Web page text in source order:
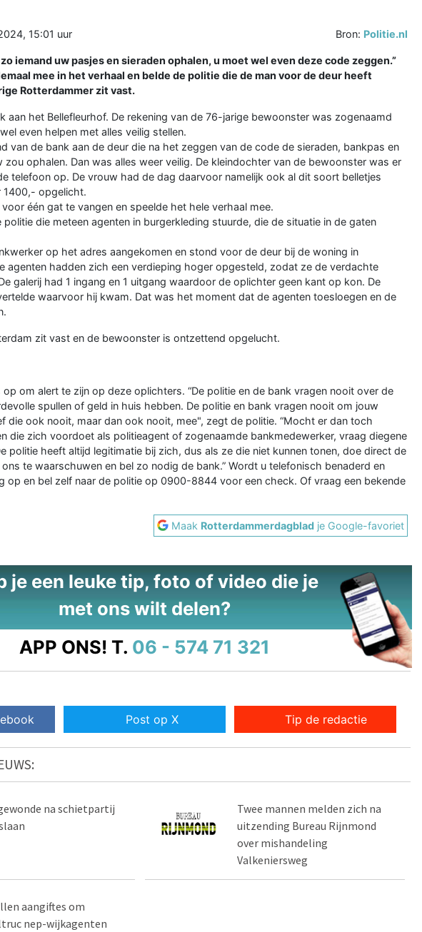
15:01 uur Bron: Politie.nl
zo iemand uw pasjes en sieraden ophalen, u moet wel even deze code zeggen.”
mee in het verhaal en belde de politie die de man voor de deur heeft
Rotterdammer zit vast.
aan het Bellefleurhof. De rekening van de 76-jarige bewoonster was zogenaamd
even helpen met alles veilig stellen.
van de bank aan de deur die na het zeggen van de code de sieraden, bankpas en
zou ophalen. Dan was alles weer veilig. De kleindochter van de bewoonster was er
telefoon op. De vrouw had de dag daarvoor namelijk ook al dit soort belletjes
1400,- opgelicht.
één gat te vangen en speelde het hele verhaal mee.
die meteen agenten in burgerkleding stuurde, die de situatie in de gaten
op het adres aangekomen en stond voor de deur bij de woning in
agenten hadden zich een verdieping hoger opgesteld, zodat ze de verdachte
galerij had 1 ingang en 1 uitgang waardoor de oplichter geen kant op kon. De
waarvoor hij kwam. Dat was het moment dat de agenten toesloegen en de
zit vast en de bewoonster is ontzettend opgelucht.
om alert te zijn op deze oplichters. “De politie en de bank vragen nooit over de
spullen of geld in huis hebben. De politie en bank vragen nooit om jouw
die ook nooit, maar dan ook nooit, mee", zegt de politie. “Mocht er dan toch
die zich voordoet als politieagent of zogenaamde bankmedewerker, vraag diegene
politie heeft altijd legitimatie bij zich, dus als ze die niet kunnen tonen, doe direct de
te waarschuwen en bel zo nodig de bank.” Wordt u telefonisch benaderd en
op en bel zelf naar de politie op 0900-8844 voor een check. Of vraag een bekende
Maak Rotterdammerdagblad je Google-favoriet
je een leuke tip, foto of video die je
met ons wilt delen?
APP ONS! T. 06 - 574 71 321
Post op X Tip de redactie
na schietpartij
Twee mannen melden zich na
uitzending Bureau Rijnmond
over mishandeling
Valkeniersweg
aangiftes om
nep-wijkagenten